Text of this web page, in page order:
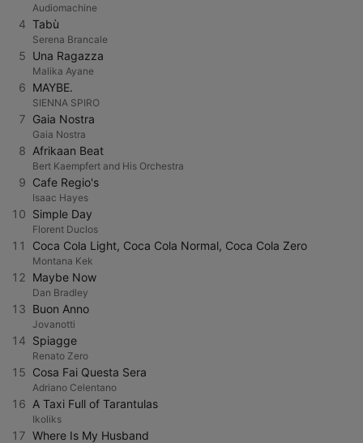
Audiomachine
4 Tabù
Serena Brancale
5 Una Ragazza
Malika Ayane
6 MAYBE.
SIENNA SPIRO
7 Gaia Nostra
Gaia Nostra
8 Afrikaan Beat
Bert Kaempfert and His Orchestra
9 Cafe Regio's
Isaac Hayes
10 Simple Day
Florent Duclos
11 Coca Cola Light, Coca Cola Normal, Coca Cola Zero
Montana Kek
12 Maybe Now
Dan Bradley
13 Buon Anno
Jovanotti
14 Spiagge
Renato Zero
15 Cosa Fai Questa Sera
Adriano Celentano
16 A Taxi Full of Tarantulas
Ikoliks
17 Where Is My Husband